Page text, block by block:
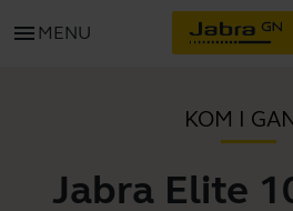
menu MENU
KOM I
Jabra Elite